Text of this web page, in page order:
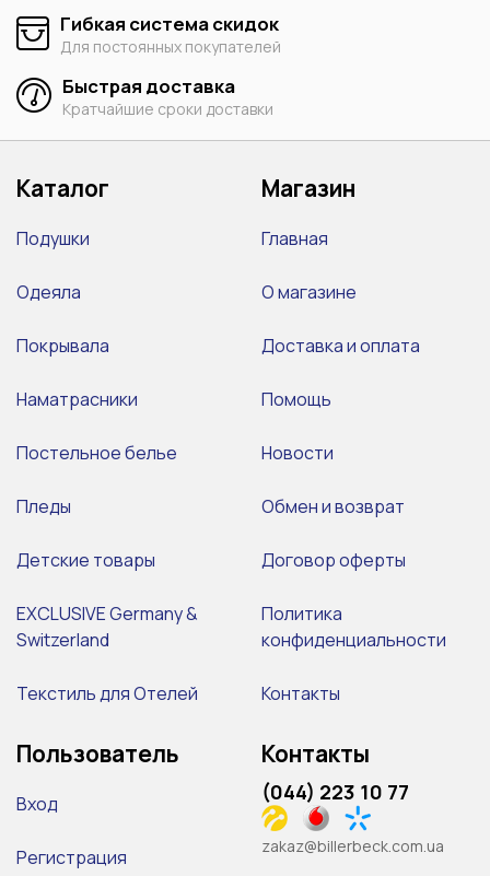
Гибкая система скидок
Для постоянных покупателей
Быстрая доставка
Кратчайшие сроки доставки
Каталог
Подушки
Одеяла
Покрывала
Наматрасники
Постельное белье
Пледы
Детские товары
EXCLUSIVE Germany &
Switzerland
Текстиль для Отелей
Магазин
Главная
О магазине
Доставка и оплата
Помощь
Новости
Обмен и возврат
Договор оферты
Политика
конфиденциальности
Контакты
Пользователь
Вход
Регистрация
Контакты
(044) 223 10 77
zakaz@billerbeck.com.ua